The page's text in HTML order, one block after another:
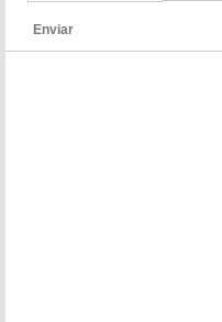
Enviar